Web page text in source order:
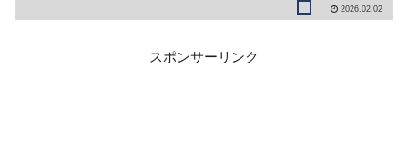
2026.02.02
スポンサーリンク